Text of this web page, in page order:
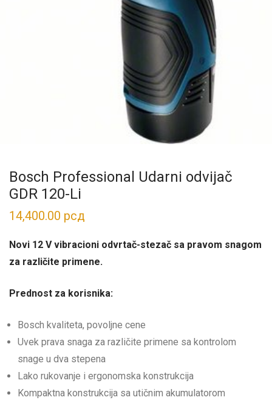
Bosch Professional Udarni odvijač
GDR 120-Li
14,400.00 рсд
Novi 12 V vibracioni odvrtač-stezač sa pravom snagom
za različite primene.
Prednost za korisnika:
Bosch kvaliteta, povoljne cene
Uvek prava snaga za različite primene sa kontrolom
snage u dva stepena
Lako rukovanje i ergonomska konstrukcija
Kompaktna konstrukcija sa utičnim akumulatorom